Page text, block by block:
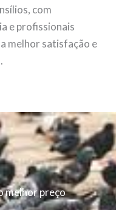
com
e profissionais
melhor satisfação e
melhor preço